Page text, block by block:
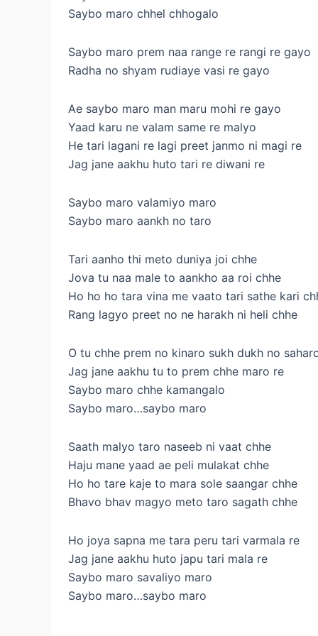
Saybo maro chhel chhogalo
Saybo maro prem naa range re rangi re gayo
Radha no shyam rudiaye vasi re gayo
Ae saybo maro man maru mohi re gayo
Yaad karu ne valam same re malyo
He tari lagani re lagi preet janmo ni magi re
Jag jane aakhu huto tari re diwani re
Saybo maro valamiyo maro
Saybo maro aankh no taro
Tari aanho thi meto duniya joi chhe
Jova tu naa male to aankho aa roi chhe
Ho ho ho tara vina me vaato tari sathe kari
Rang lagyo preet no ne harakh ni heli chhe
O tu chhe prem no kinaro sukh dukh no
Jag jane aakhu tu to prem chhe maro re
Saybo maro chhe kamangalo
Saybo maro…saybo maro
Saath malyo taro naseeb ni vaat chhe
Haju mane yaad ae peli mulakat chhe
Ho ho tare kaje to mara sole saangar chhe
Bhavo bhav magyo meto taro sagath chhe
Ho joya sapna me tara peru tari varmala re
Jag jane aakhu huto japu tari mala re
Saybo maro savaliyo maro
Saybo maro…saybo maro